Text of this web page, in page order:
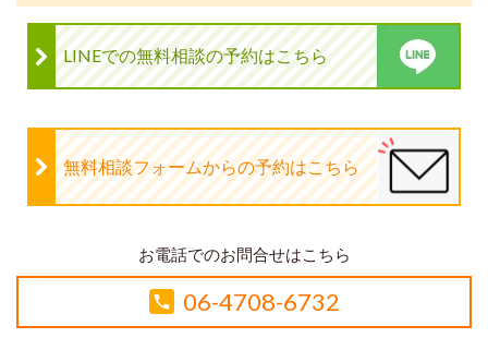
LINEでの無料相談の予約はこちら
無料相談フォームからの予約はこちら
お電話でのお問合せはこちら
06-4708-6732